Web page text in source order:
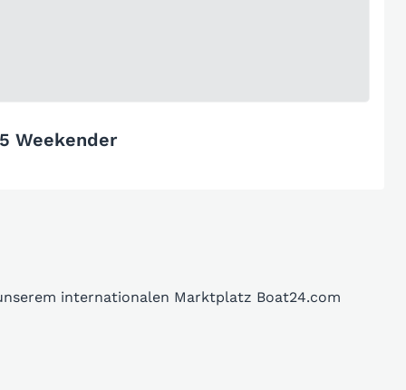
Weekender
internationalen Marktplatz Boat24.com